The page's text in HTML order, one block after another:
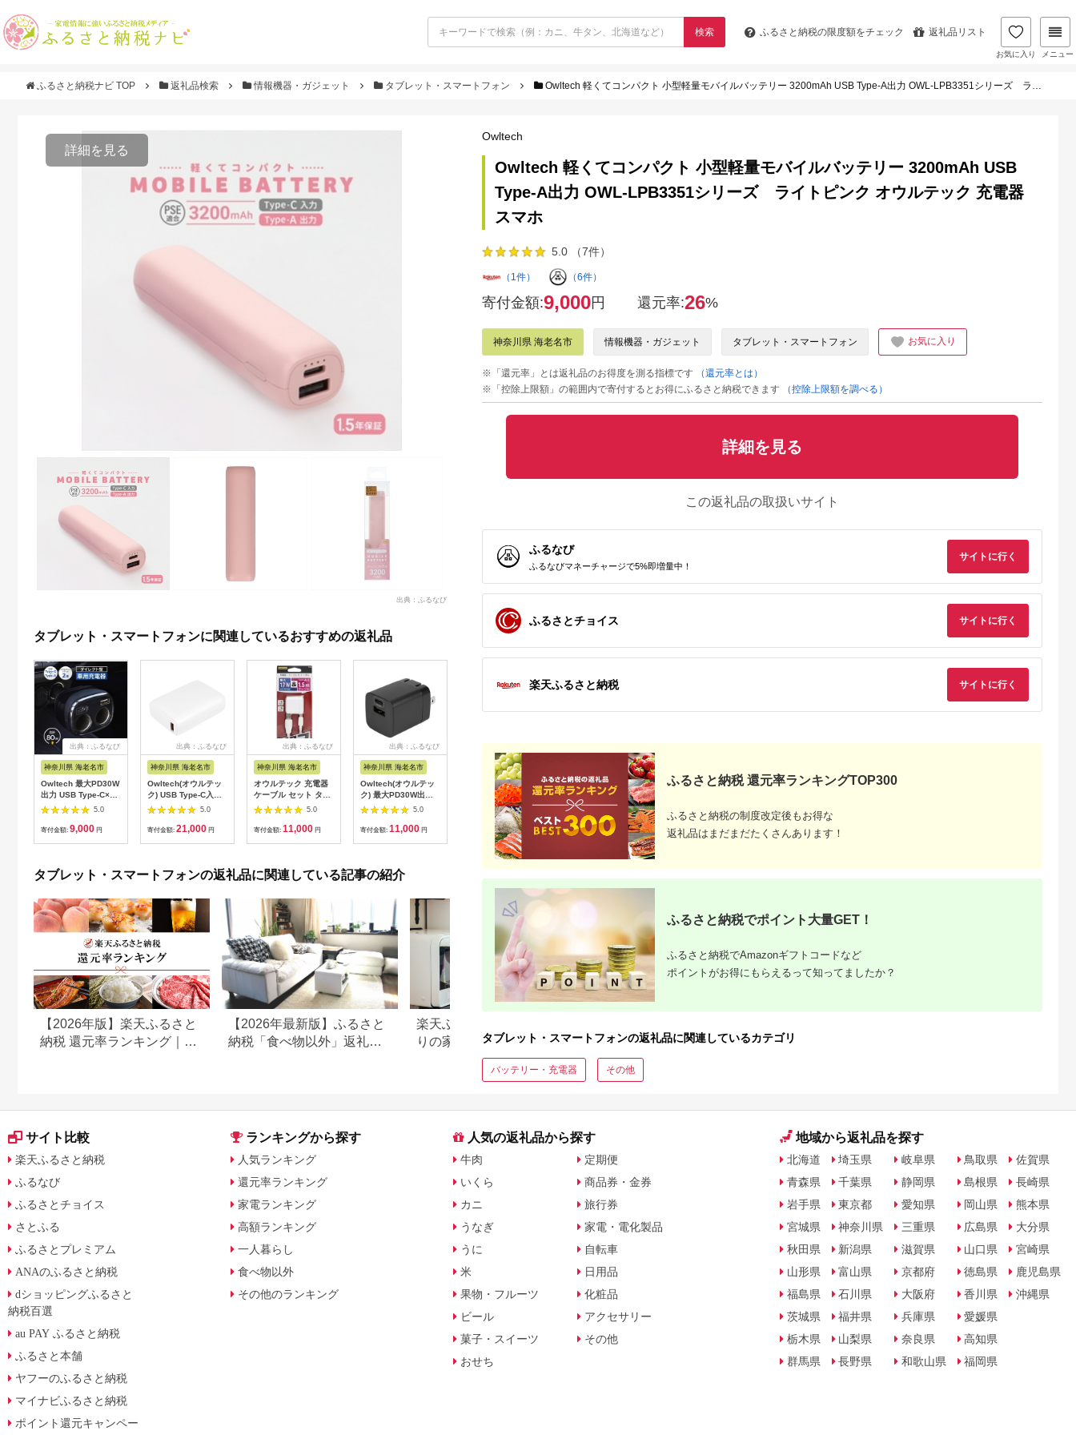
検索 ふるさと納税の限度額をチェック 返礼品リスト
お気に入り メニュー
ふるさと納税ナビ TOP 返礼品検索 情報機器・ガジェット タブレット・スマートフォン Owltech 軽くてコンパクト 小型軽量モバイルバッテリー 3200mAh USB Type-A出力 OWL-LPB3351シリーズ ライトピンク オウルテック 充電器 スマホ
詳細を見る
出典：ふるなび
タブレット・スマートフォンに関連しているおすすめの返礼品
出典：ふるなび
神奈川県 海老名市
Owltech 最大PD30W
出力 USB Type-C×1
USB Type-A×1 アク
セサリーソケット×2
ダイレクト型 車載充
5.0
寄付金額: 9,000 円
出典：ふるなび
神奈川県 海老名市
Owltech(オウルテッ
ク) USB Type-C入出
力
PowerDelivery30W
対応 10000mAh モバ
5.0
寄付金額: 21,000 円
出典：ふるなび
神奈川県 海老名市
オウルテック 充電器
ケーブル セット タイ
プCケーブル & AC充
5.0
寄付金額: 11,000 円
出典：ふるなび
神奈川県 海老名市
Owltech(オウルテッ
ク) 最大PD30W出力
GaN採用 USB Type-
C×1 USB Type-A×1
AC充電器 OWL-
5.0
寄付金額: 11,000 円
佐賀県 鳥栖市
iPad mini 第5世代
64GB Cellular + Wi-
Fiモデル シルバー 中
古 アイパッド 本体
5.0
寄付金額:85,000
神奈川県 海老名市
ケーブル マグネット
1m ブラック ケーブ
ル
5.0
寄付金額:8,000 円
MOTTERU(モッテル)
速充電 データ転送対
応 USB-A to USB-C
2m 全8色 2年保証
ット】
5.0
寄付金額: 7,000円
135-1【スターライ
iPhoneSE 3 64GB
SIMロック解除済
iPhone本体のみ
寄付金額: 135,000
135-1【ミッドナイ
タブレット・スマートフォンの返礼品に関連している記事の紹介
【2026年版】楽天ふるさと
納税 還元率ランキング｜高
【2026年最新版】ふるさと
納税「食べ物以外」返礼品
楽天ふるさと納税でこだわ
りの家電探し。おすすめラ
ンキングまとめ
別、ふるさと納税の家電返
礼品特集
Owltech
Owltech 軽くてコンパクト 小型軽量モバイルバッテリー 3200mAh USB
Type-A出力 OWL-LPB3351シリーズ ライトピンク オウルテック 充電器
スマホ
5.0 （7件）
（1件） （6件）
寄付金額:9,000円 還元率:26%
神奈川県 海老名市 情報機器・ガジェット タブレット・スマートフォン お気に入り
※「還元率」とは返礼品のお得度を測る指標です
（還元率とは）
※「控除上限額」の範囲内で寄付するとお得にふるさと納税できます
（控除上限額を調べる）
詳細を見る
この返礼品の取扱いサイト
ふるなび
ふるなびマネーチャージで5%即増量中！
サイトに行く
ふるさとチョイス サイトに行く
楽天ふるさと納税 サイトに行く
ふるさと納税 還元率ランキングTOP300
ふるさと納税の制度改定後もお得な
返礼品はまだまだたくさんあります！
ふるさと納税でポイント大量GET！
ふるさと納税でAmazonギフトコードなど
ポイントがお得にもらえるって知ってましたか？
タブレット・スマートフォンの返礼品に関連しているカテゴリ
バッテリー・充電器 その他
サイト比較
楽天ふるさと納税
ふるなび
ふるさとチョイス
さとふる
ふるさとプレミアム
ANAのふるさと納税
dショッピングふるさと
納税百選
au PAY ふるさと納税
ふるさと本舗
ヤフーのふるさと納税
マイナビふるさと納税
ポイント還元キャンペー
ランキングから探す
人気ランキング
還元率ランキング
家電ランキング
高額ランキング
一人暮らし
食べ物以外
その他のランキング
人気の返礼品から探す
牛肉
いくら
カニ
うなぎ
うに
米
果物・フルーツ
ビール
菓子・スイーツ
おせち
定期便
商品券・金券
旅行券
家電・電化製品
自転車
日用品
化粧品
アクセサリー
その他
地域から返礼品を探す
北海道
青森県
岩手県
宮城県
秋田県
山形県
福島県
茨城県
栃木県
群馬県
埼玉県
千葉県
東京都
神奈川県
新潟県
富山県
石川県
福井県
山梨県
長野県
岐阜県
静岡県
愛知県
三重県
滋賀県
京都府
大阪府
兵庫県
奈良県
和歌山県
鳥取県
島根県
岡山県
広島県
山口県
徳島県
香川県
愛媛県
高知県
福岡県
佐賀県
長崎県
熊本県
大分県
宮崎県
鹿児島県
沖縄県